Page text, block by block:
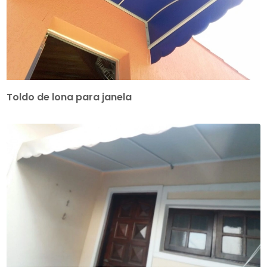
Toldo de lona para janela